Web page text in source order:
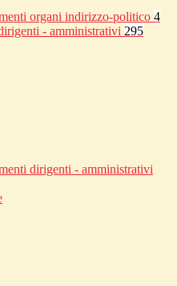
organi indirizzo-politico 4
- amministrativi 295
dirigenti - amministrativi